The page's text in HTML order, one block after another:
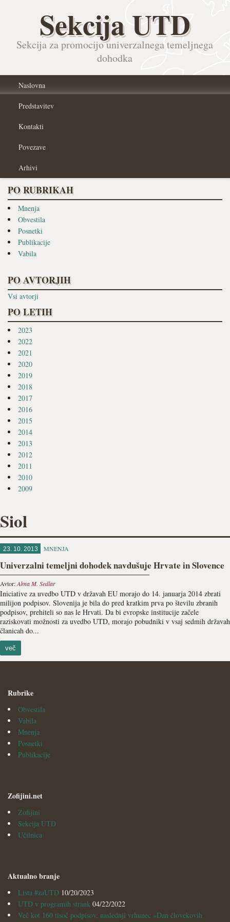
Sekcija UTD
Sekcija za promocijo univerzalnega temeljnega
dohodka
Naslovna
Predstavitev
Kontakti
Povezave
Arhivi
PO RUBRIKAH
Mnenja
Obvestila
Posnetki
Publikacije
Vabila
PO AVTORJIH
Vsi avtorji
PO LETIH
2023
2022
2021
2020
2019
2018
2017
2016
2015
2014
2013
2012
2011
2010
2009
Siol
23. 10. 2013 MNENJA
Univerzalni temeljni dohodek navdušuje Hrvate in Slovence
Avtor:Alma M. Sedlar
Iniciative za uvedbo UTD v državah EU morajo do 14. januarja 2014 zbrati
milijon podpisov. Slovenija je bila do pred kratkim prva po številu zbranih
podpisov, prehiteli so nas le Hrvati. Da bi evropske institucije začele
raziskovati možnosti za uvedbo UTD, morajo pobudniki v vsaj sedmih državah
članicah do...
več
Rubrike
Obvestila
Vabila
Mnenja
Posnetki
Publikacije
Zofijini.net
Zofijini
Sekcija UTD
Učilnica
Aktualno branje
Lista #zaUTD 10/20/2023
UTD v programih strank 04/22/2022
Več kot 160 tisoč podpisov, naslednji vrhunec »Dan človekovih